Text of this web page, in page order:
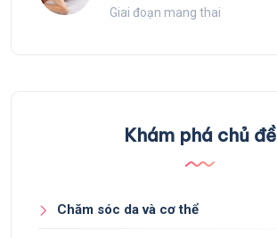
Giai đoạn mang thai
Khám phá chủ đề
Chăm sóc da và cơ thể